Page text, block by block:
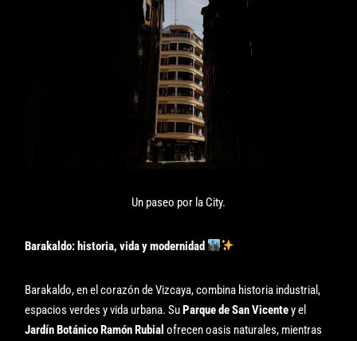
Un paseo por la City.
Barakaldo: historia, vida y modernidad
Barakaldo, en el corazón de Vizcaya, combina historia industrial,
espacios verdes y vida urbana. SuParque de San Vicentey el
Jardín Botánico Ramón Rubial ofrecen oasis naturales, mientras